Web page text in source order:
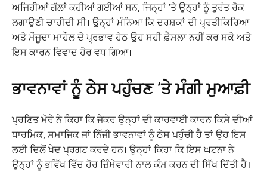
ਅਜਿਹੀਆਂ ਗੱਲਾਂ ਕਹੀਆਂ ਗਈਆਂ ਸਨ, ਜਿਨ੍ਹਾਂ ’ਤੇ ਉਨ੍ਹਾਂ ਨੂੰ ਤੁਰੰਤ ਰੋਕ
ਲਗਾਉਣੀ ਚਾਹੀਦੀ ਸੀ। ਉਨ੍ਹਾਂ ਮੰਨਿਆ ਕਿ ਦਰਸ਼ਕਾਂ ਦੀ ਪ੍ਰਤੀਕਿਰਿਆ
ਅਤੇ ਮੌਜੂਦਾ ਮਾਹੌਲ ਦੇ ਪ੍ਰਭਾਵ ਹੇਠ ਉਹ ਸਹੀ ਫ਼ੈਸਲਾ ਨਹੀਂ ਕਰ ਸਕੇ ਅਤੇ
ਇਸ ਕਾਰਨ ਵਿਵਾਦ ਹੋਰ ਵਧ ਗਿਆ।
ਭਾਵਨਾਵਾਂ ਨੂੰ ਠੇਸ ਪਹੁੰਚਣ ’ਤੇ ਮੰਗੀ ਮੁਆਫ਼ੀ
ਪ੍ਰਣਿਤ ਮੋਰੇ ਨੇ ਕਿਹਾ ਕਿ ਜੇਕਰ ਉਨ੍ਹਾਂ ਦੀ ਕਾਰਵਾਈ ਕਾਰਨ ਕਿਸੇ ਦੀਆਂ
ਧਾਰਮਿਕ, ਸਮਾਜਿਕ ਜਾਂ ਨਿੱਜੀ ਭਾਵਨਾਵਾਂ ਨੂੰ ਠੇਸ ਪਹੁੰਚੀ ਹੈ ਤਾਂ ਉਹ ਇਸ
ਲਈ ਦਿਲੋਂ ਖੇਦ ਪ੍ਰਗਟ ਕਰਦੇ ਹਨ। ਉਨ੍ਹਾਂ ਕਿਹਾ ਕਿ ਇਸ ਘਟਨਾ ਨੇ
ਉਨ੍ਹਾਂ ਨੂੰ ਭਵਿੱਖ ਵਿੱਚ ਹੋਰ ਜ਼ਿੰਮੇਵਾਰੀ ਨਾਲ ਕੰਮ ਕਰਨ ਦੀ ਸਿੱਖ ਦਿੱਤੀ ਹੈ।